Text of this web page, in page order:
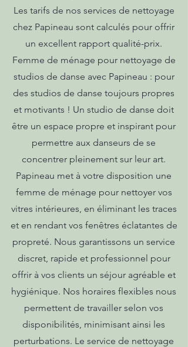
Les tarifs de nos services de nettoyage
chez Papineau sont calculés pour offrir
un excellent rapport qualité-prix.
Femme de ménage pour nettoyage de
studios de danse avec Papineau : pour
des studios de danse toujours propres
et motivants ! Un studio de danse doit
être un espace propre et inspirant pour
permettre aux danseurs de se
concentrer pleinement sur leur art.
Papineau met à votre disposition une
femme de ménage pour nettoyer vos
vitres intérieures, en éliminant les traces
et en rendant vos fenêtres éclatantes de
propreté. Nous garantissons un service
discret, rapide et professionnel pour
offrir à vos clients un séjour agréable et
hygiénique. Nos horaires flexibles nous
permettent de travailler selon vos
disponibilités, minimisant ainsi les
perturbations. Le service de nettoyage